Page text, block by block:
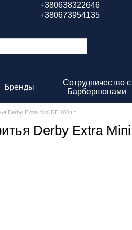
+380638322646
+380673954135
Бренды
Сотрудничество с
Барбершопами
Derby Extra Mini DE 100шт.
Derby Extra